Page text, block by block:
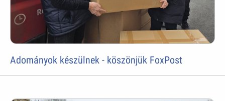
Adományok készülnek - köszönjük FoxPost